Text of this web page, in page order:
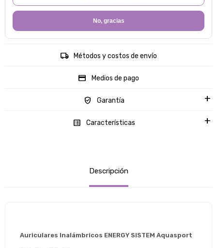
No, gracias
Métodos y costos de envío
Medios de pago
Garantía
Características
Descripción
Auriculares Inalámbricos ENERGY SISTEM Aquasport